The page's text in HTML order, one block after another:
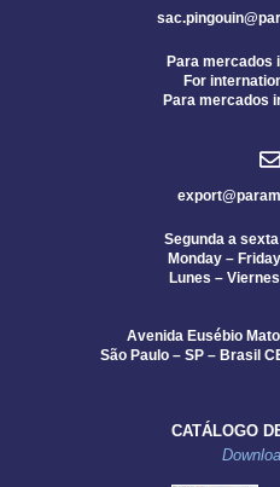
Para mercados
For
Para mercados
Segunda a
Monday –
Lunes –
Avenida Eusébio
São Paulo – SP – Brasil
CATÁLOGO